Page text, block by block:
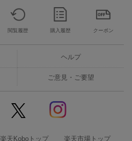
閲覧履歴 購入履歴 クーポン
ヘルプ
ご意見・ご要望
楽天Koboトップ 楽天市場トップ